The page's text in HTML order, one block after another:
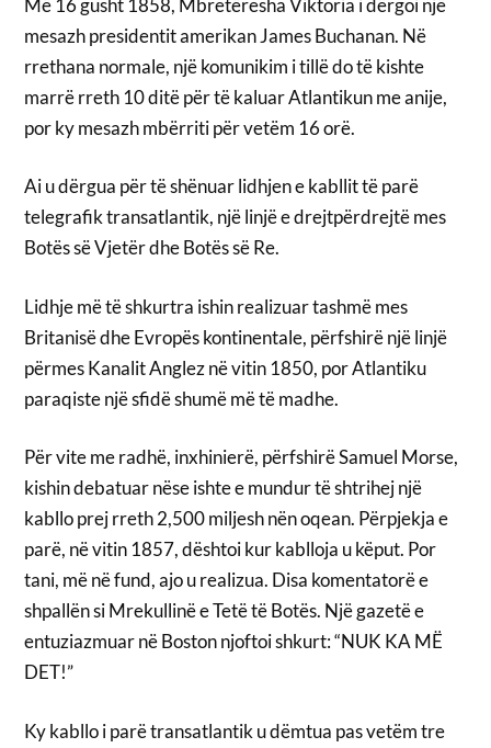
Më 16 gusht 1858, Mbretëresha Viktoria i dërgoi një
mesazh presidentit amerikan James Buchanan. Në
rrethana normale, një komunikim i tillë do të kishte
marrë rreth 10 ditë për të kaluar Atlantikun me anije,
por ky mesazh mbërriti për vetëm 16 orë.
Ai u dërgua për të shënuar lidhjen e kabllit të parë
telegrafik transatlantik, një linjë e drejtpërdrejtë mes
Botës së Vjetër dhe Botës së Re.
Lidhje më të shkurtra ishin realizuar tashmë mes
Britanisë dhe Evropës kontinentale, përfshirë një linjë
përmes Kanalit Anglez në vitin 1850, por Atlantiku
paraqiste një sfidë shumë më të madhe.
Për vite me radhë, inxhinierë, përfshirë Samuel Morse,
kishin debatuar nëse ishte e mundur të shtrihej një
kabllo prej rreth 2,500 miljesh nën oqean. Përpjekja e
parë, në vitin 1857, dështoi kur kablloja u këput. Por
tani, më në fund, ajo u realizua. Disa komentatorë e
shpallën si Mrekullinë e Tetë të Botës. Një gazetë e
entuziazmuar në Boston njoftoi shkurt: “NUK KA MË
DET!”
Ky kabllo i parë transatlantik u dëmtua pas vetëm tre